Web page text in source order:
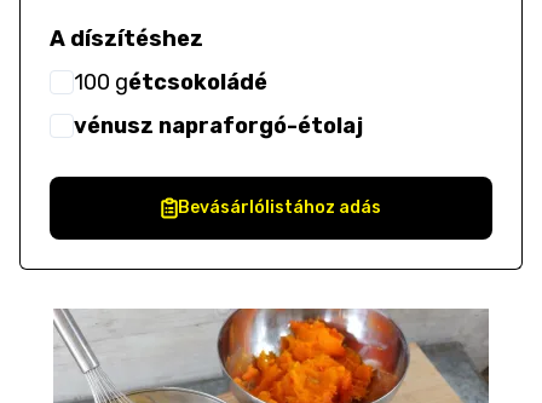
A díszítéshez
100 gétcsokoládé
vénusz napraforgó-étolaj
Bevásárlólistához adás